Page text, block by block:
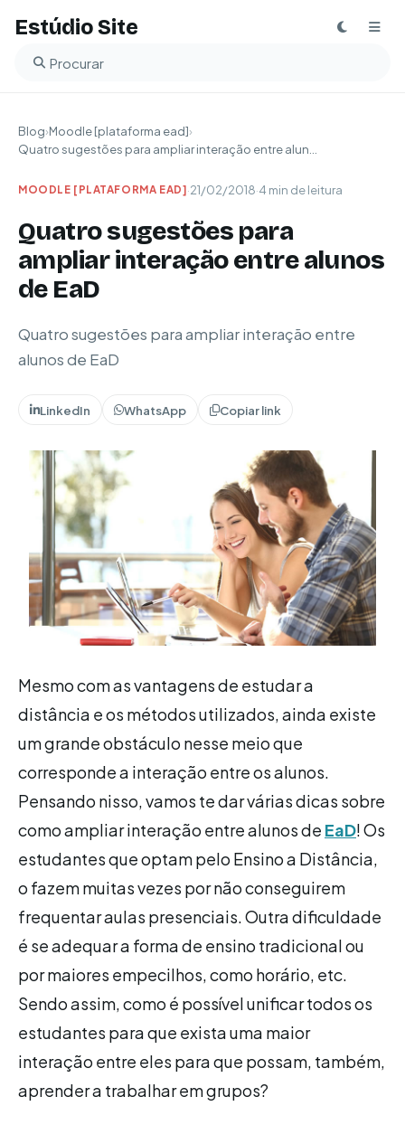
Estúdio Site
Buscar no blog
Blog›Moodle [plataforma ead]›
Quatro sugestões para ampliar interação entre alun...
MOODLE [PLATAFORMA EAD]·21/02/2018·4 min de leitura
Quatro sugestões para
ampliar interação entre alunos
de EaD
Quatro sugestões para ampliar interação entre
alunos de EaD
LinkedIn WhatsApp Copiar link
Mesmo com as vantagens de estudar a
distância e os métodos utilizados, ainda existe
um grande obstáculo nesse meio que
corresponde a interação entre os alunos.
Pensando nisso, vamos te dar várias dicas sobre
como ampliar interação entre alunos de EaD! Os
estudantes que optam pelo Ensino a Distância,
o fazem muitas vezes por não conseguirem
frequentar aulas presenciais. Outra dificuldade
é se adequar a forma de ensino tradicional ou
por maiores empecilhos, como horário, etc.
Sendo assim, como é possível unificar todos os
estudantes para que exista uma maior
interação entre eles para que possam, também,
aprender a trabalhar em grupos?